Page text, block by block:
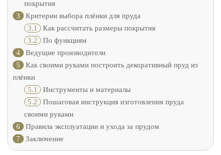
покрытия
3
Критерии выбора плёнки для пруда
3.1 Как рассчитать размеры покрытия
3.2 По функциям
4
Ведущие производители
5
Как своими руками построить декоративный пруд из
плёнки
5.1 Инструменты и материалы
5.2 Пошаговая инструкция изготовления пруда
своими руками
6
Правила эксплуатации и ухода за прудом
7
Заключение